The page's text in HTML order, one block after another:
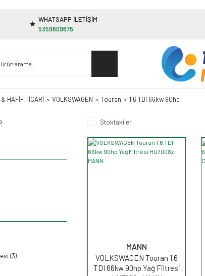
WHATSAPP İLETİŞİM
5359609675
& HAFİF TİCARİ VOLKSWAGEN Touran 1.6 TDI 66kw 90hp
(3)
Stoktakiler
MANN
VOLKSWAGEN Touran 1.6
TDI 66kw 90hp Yağ Filtresi